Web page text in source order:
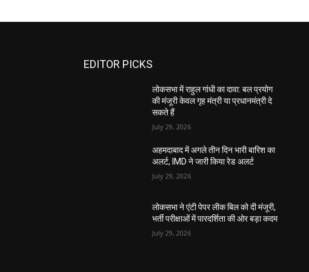
EDITOR PICKS
लोकसभा में राहुल गांधी का दावा: बल प्रयोग
की मंजूरी केवल गृह मंत्री या प्रधानमंत्री दे
सकते हैं
July 29, 2026
अहमदाबाद में अगले तीन दिन भारी बारिश का
अलर्ट, IMD ने जारी किया रेड अलर्ट
July 29, 2026
लोकसभा ने एंटी पेपर लीक बिल को दी मंजूरी,
भर्ती परीक्षाओं में पारदर्शिता की ओर बड़ा कदम
July 29, 2026